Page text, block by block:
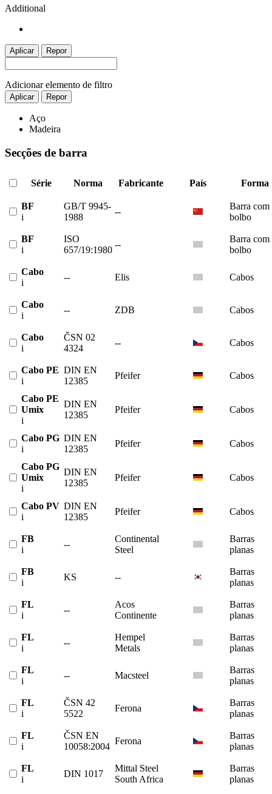
Additional
Aplicar Repor
Adicionar elemento de filtro
Aplicar Repor
Aço
Madeira
Secções de barra
Série Norma Fabricante País Forma
BF
i
GB/T 9945-
1988
--
Barra com
bolbo
BF
i
ISO
657/19:1980
--
Barra com
bolbo
Cabo
i
-- Elis Cabos
Cabo
i
-- ZDB Cabos
Cabo
i
ČSN 02
4324
-- Cabos
Cabo PE
i
DIN EN
12385
Pfeifer Cabos
Cabo PE
Umix
i
DIN EN
12385
Pfeifer Cabos
Cabo PG
i
DIN EN
12385
Pfeifer Cabos
Cabo PG
Umix
i
DIN EN
12385
Pfeifer Cabos
Cabo PV
i
DIN EN
12385
Pfeifer Cabos
FB
i
--
Continental
Steel
Barras
planas
FB
i
KS --
Barras
planas
FL
i
--
Acos
Continente
Barras
planas
FL
i
--
Hempel
Metals
Barras
planas
FL
i
-- Macsteel
Barras
planas
FL
i
ČSN 42
5522
Ferona
Barras
planas
FL
i
ČSN EN
10058:2004
Ferona
Barras
planas
FL
i
DIN 1017
Mittal Steel
South Africa
Barras
planas